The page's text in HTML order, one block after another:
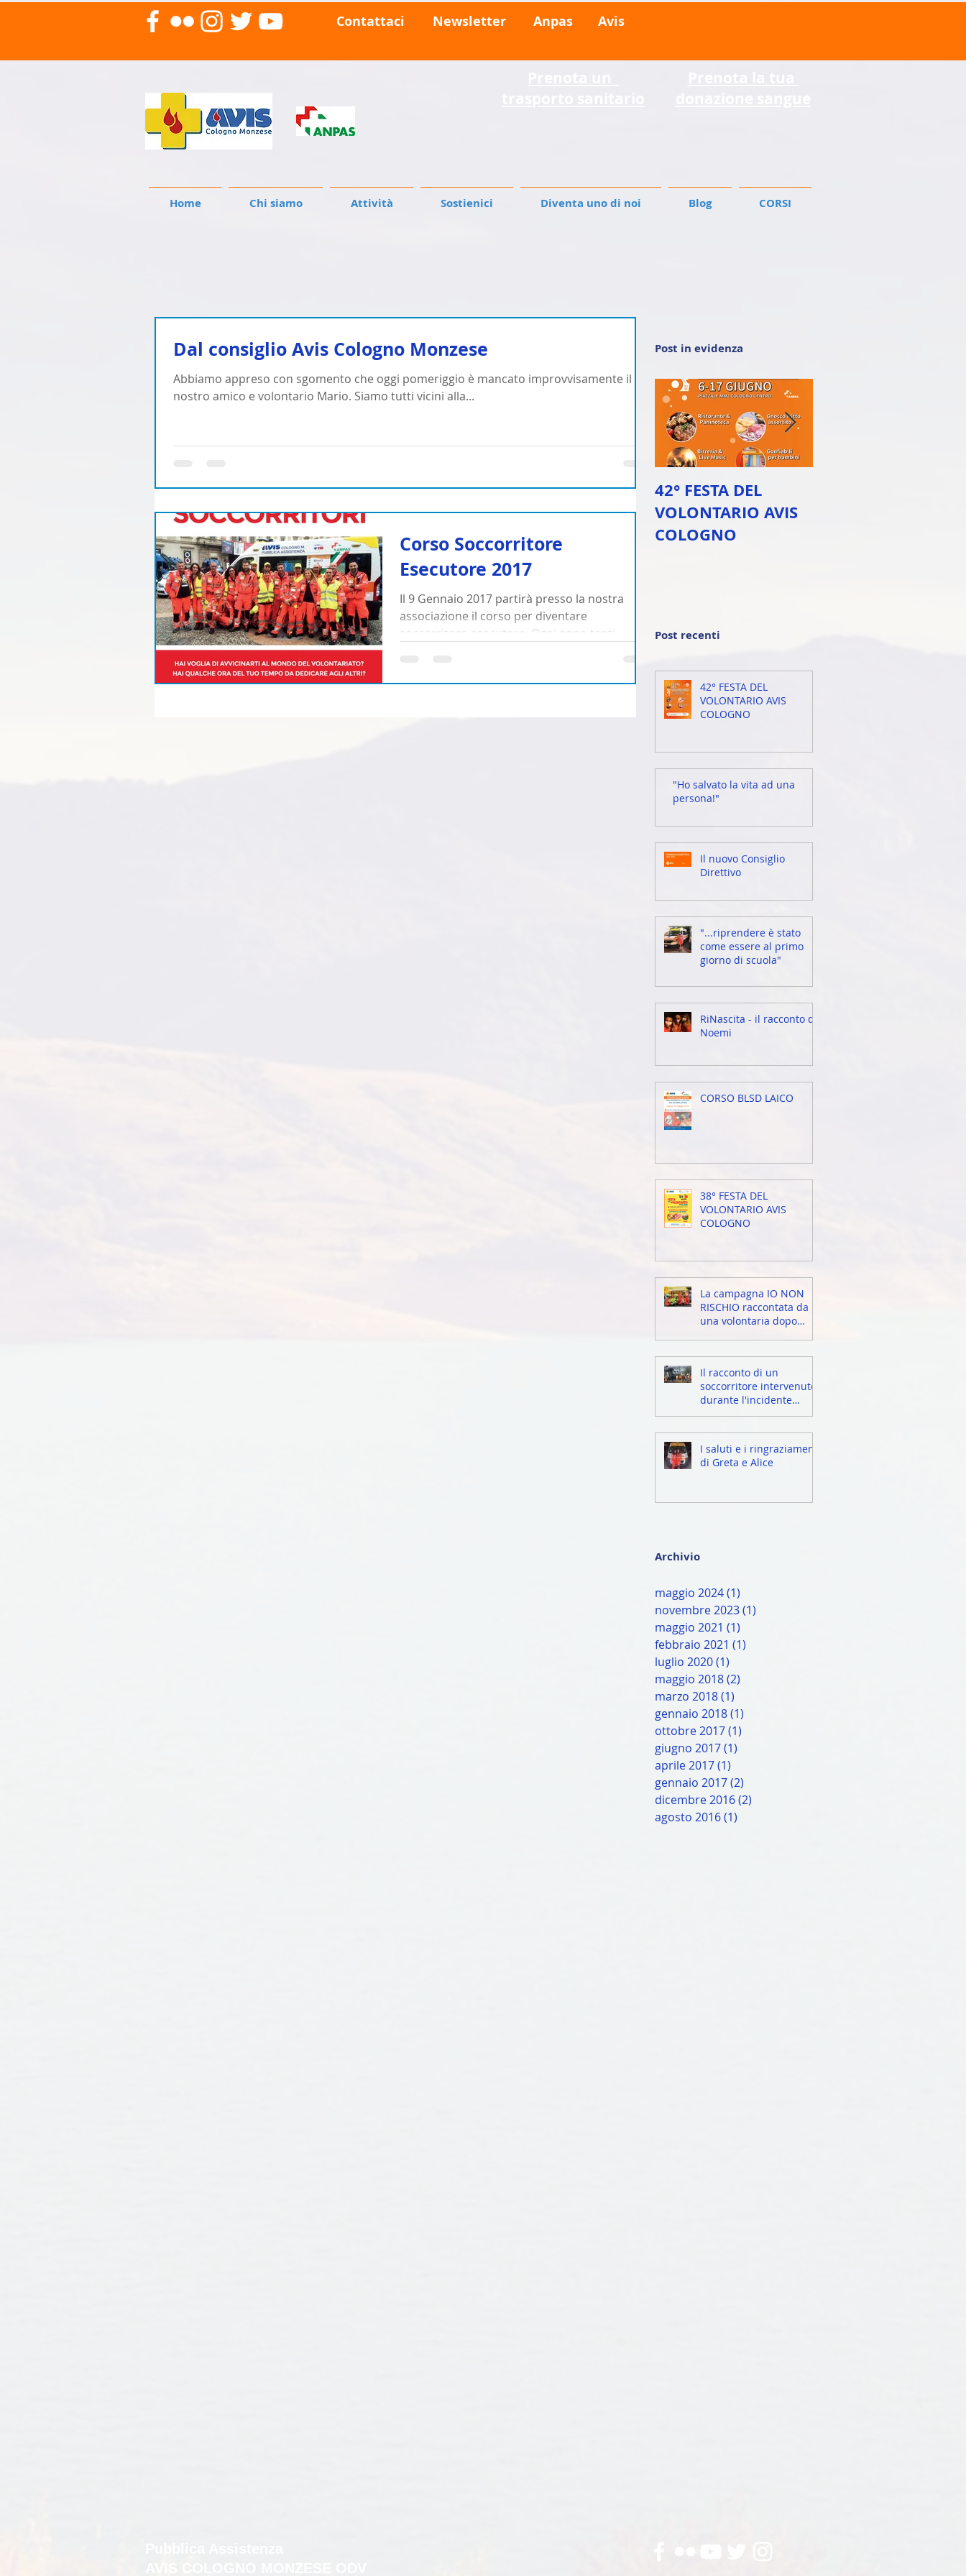
Contattaci Newsletter Anpas Avis
Home Chi siamo Attività Sostienici Diventa uno di noi Blog CORSI
Dal consiglio Avis Cologno Monzese
Abbiamo appreso con sgomento che oggi pomeriggio è mancato improvvisamente il
nostro amico e volontario Mario. Siamo tutti vicini alla...
Corso Soccorritore
Esecutore 2017
Il 9 Gennaio 2017 partirà presso la nostra
associazione il corso per diventare
soccorritore-esecutore. Ogni anno tanti
Post in evidenza
42° FESTA DEL
VOLONTARIO AVIS
COLOGNO
Post recenti
42° FESTA DEL
VOLONTARIO AVIS
COLOGNO
"Ho salvato la vita ad una
persona!"
Il nuovo Consiglio
Direttivo
"...riprendere è stato
come essere al primo
giorno di scuola"
RiNascita - il racconto di
Noemi
CORSO BLSD LAICO
38° FESTA DEL
VOLONTARIO AVIS
COLOGNO
La campagna IO NON
RISCHIO raccontata da
una volontaria dopo
Il racconto di un
soccorritore intervenuto
durante l'incidente
ferroviario di Segrate
I saluti e i ringraziamenti
di Greta e Alice
Archivio
maggio 2024(1)
novembre 2023(1)
maggio 2021 (1)
febbraio 2021 (1)
luglio 2020(1)
maggio 2018(2)
marzo 2018(1)
gennaio 2018(1)
ottobre 2017(1)
giugno 2017(1)
aprile 2017(1)
gennaio 2017(2)
dicembre 2016(2)
agosto 2016(1)